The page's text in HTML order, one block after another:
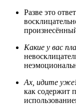
Разве это
Какие у вас
Ах, идите
как содержит